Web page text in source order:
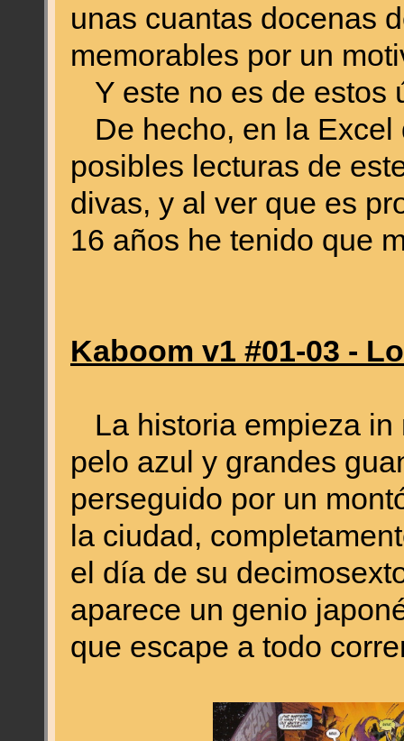
unas cuantas docenas
memorables por un
Y este no es de estos
De hecho, en la Excel
posibles lecturas de
divas, y al ver que es
16 años he tenido que
Kaboom v1 #01-03 -
La historia empieza in
pelo azul y grandes
perseguido por un
la ciudad,
el día de su
aparece un genio
que escape a todo